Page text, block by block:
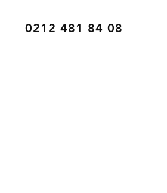
0212 481 84 08